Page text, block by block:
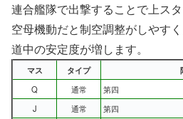
連合艦隊で出撃することで上スタ
空母機動だと制空調整がしやす
道中の安定度が増します。
マス タイプ
Q
通常
第四
J
通常
第四